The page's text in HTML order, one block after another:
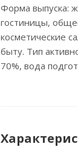
Форма выпуска:
гостиницы,
косметические
быту. Тип
70%, вода